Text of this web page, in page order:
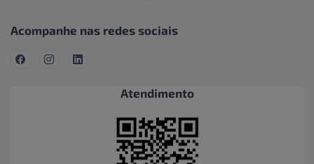
Acompanhe nas redes sociais
Atendimento